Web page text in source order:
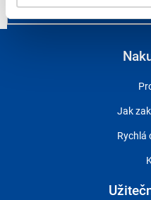
Jak
Rychlá